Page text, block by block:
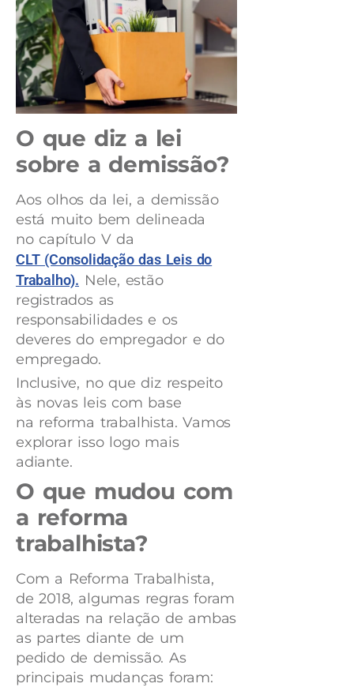
O que diz a lei
sobre a demissão?
Aos olhos da lei, a demissão
está muito bem delineada
no capítulo V da
CLT (Consolidação das Leis do
Trabalho). Nele, estão
registrados as
responsabilidades e os
deveres do empregador e do
empregado.
Inclusive, no que diz respeito
às novas leis com base
na reforma trabalhista. Vamos
explorar isso logo mais
adiante.
O que mudou com
a reforma
trabalhista?
Com a Reforma Trabalhista,
de 2018, algumas regras foram
alteradas na relação de ambas
as partes diante de um
pedido de demissão. As
principais mudanças foram: